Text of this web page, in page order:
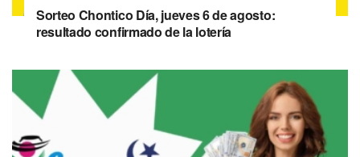
Sorteo Chontico Día, jueves 6 de agosto:
resultado confirmado de la lotería